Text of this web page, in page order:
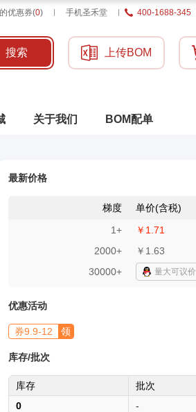
优惠券(0) 手机圣禾堂 400-1688-345
搜索 上传BOM
关于我们 BOM配单
最新价格
梯度
单价(含税)
1+
￥1.71
2000+
￥1.63
30000+
量大可议价
优惠活动
券9.9-12 领
库存/批次
库存
批次
0
-